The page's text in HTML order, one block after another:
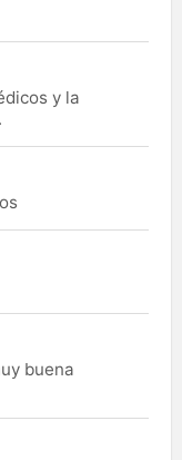
y la
buena